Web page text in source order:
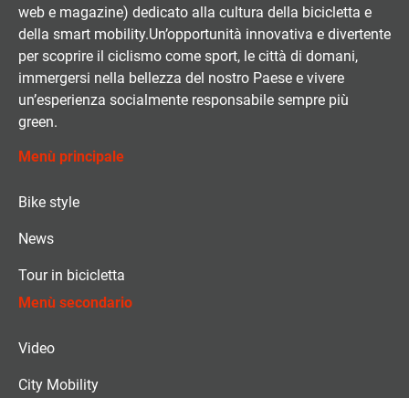
web e magazine) dedicato alla cultura della bicicletta e
della smart mobility.Un’opportunità innovativa e divertente
per scoprire il ciclismo come sport, le città di domani,
immergersi nella bellezza del nostro Paese e vivere
un’esperienza socialmente responsabile sempre più
green.
Menù principale
Bike style
News
Tour in bicicletta
Menù secondario
Video
City Mobility